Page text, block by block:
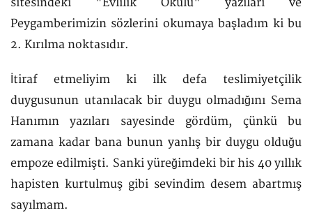
Peygamberimizin sözlerini okumaya başladım ki bu
2. Kırılma noktasıdır.
İtiraf etmeliyim ki ilk defa teslimiyetçilik
duygusunun utanılacak bir duygu olmadığını Sema
Hanımın yazıları sayesinde gördüm, çünkü bu
zamana kadar bana bunun yanlış bir duygu olduğu
empoze edilmişti. Sanki yüreğimdeki bir his 40 yıllık
hapisten kurtulmuş gibi sevindim desem abartmış
sayılmam.